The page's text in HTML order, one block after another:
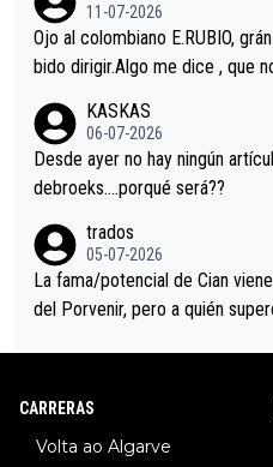
mano de una manera muy
es en el hombro con que
eta, a ver si por querer poner a
ción de podio UAE y Pojacar se
11-07-2026
Ojo al colombiano E.RUBIO,
bido dirigir.Algo
KASKAS
06-07-2026
Desde ayer no hay ningún artículo
debroeks….porqué será??
trados
05-07-2026
La fama/potencial de Cian
del Porvenir, pero a quién
CARRERAS
Volta ao Algarve